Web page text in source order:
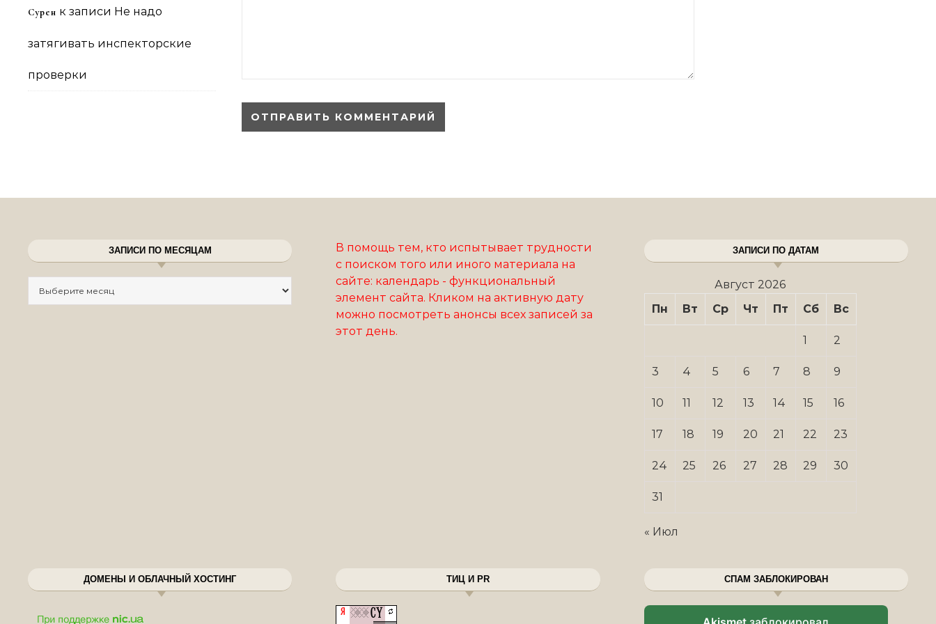
Сурен к записи Не надо
затягивать инспекторские
проверки
ЗАПИСИ ПО МЕСЯЦАМ
В помощь тем, кто испытывает трудности
с поиском того или иного материала на
сайте: календарь - функциональный
элемент сайта. Кликом на активную дату
можно посмотреть анонсы всех записей за
этот день.
ЗАПИСИ ПО ДАТАМ
Август 2026
Пн
Вт Ср Чт Пт Сб Вс
1 2
3 4 5 6 7 8 9
10 11 12 13 14 15 16
17 18 19 20 21 22 23
24 25 26 27 28 29 30
31
« Июл
ДОМЕНЫ И ОБЛАЧНЫЙ ХОСТИНГ ТИЦ И PR СПАМ ЗАБЛОКИРОВАН